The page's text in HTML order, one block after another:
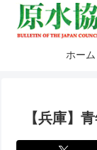
ホーム
【兵庫】